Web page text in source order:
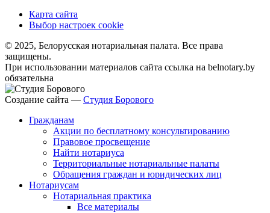
Карта сайта
Выбор настроек cookie
© 2025, Белорусская нотариальная палата. Все права
защищены.
При использовании материалов сайта ссылка на belnotary.by
обязательна
Создание сайта — Студия Борового
Гражданам
Акции по бесплатному консультированию
Правовое просвещение
Найти нотариуса
Территориальные нотариальные палаты
Обращения граждан и юридических лиц
Нотариусам
Нотариальная практика
Все материалы